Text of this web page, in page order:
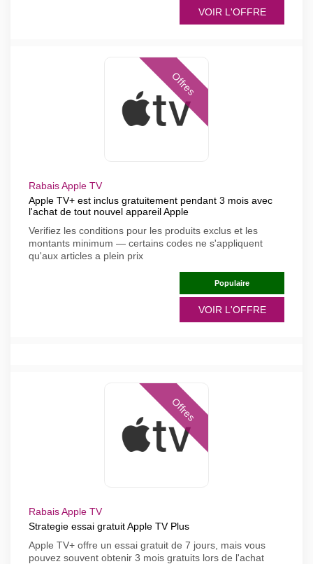
VOIR L'OFFRE
Offres
Rabais Apple TV
Apple TV+ est inclus gratuitement pendant 3 mois avec
l'achat de tout nouvel appareil Apple
Verifiez les conditions pour les produits exclus et les
montants minimum — certains codes ne s'appliquent
qu'aux articles a plein prix
Populaire
VOIR L'OFFRE
Offres
Rabais Apple TV
Strategie essai gratuit Apple TV Plus
Apple TV+ offre un essai gratuit de 7 jours, mais vous
pouvez souvent obtenir 3 mois gratuits lors de l'achat